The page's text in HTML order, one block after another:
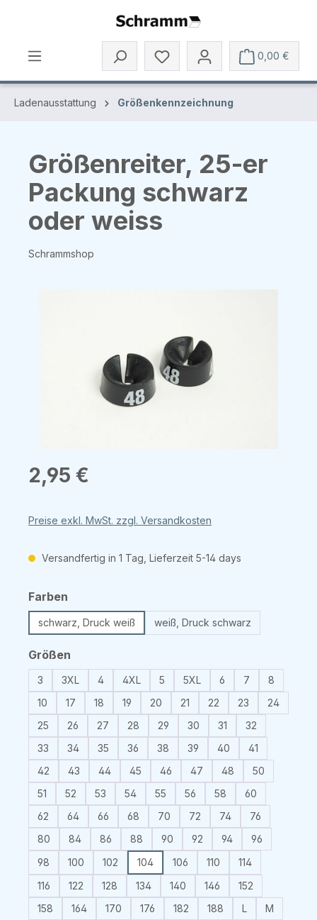
Zum Hauptinhalt springen
0,00 €
Ladenausstattung Größenkennzeichnung
Größenreiter, 25-er
Packung schwarz
oder weiss
Schrammshop
Regulärer Preis:
2,95 €
Preise exkl. MwSt. zzgl. Versandkosten
Versandfertig in 1 Tag, Lieferzeit 5-14 days
Farben
schwarz, Druck weiß weiß, Druck schwarz
Größen
3 3XL 4 4XL 5 5XL 6 7
8
10
17 18 19 20 21 22 23
24
25
26 27 28 29 30 31
32
33
34 35 36 38 39 40
41
42
43 44 45 46 47 48
50
51
52 53 54 55 56 58
60
62
64 66 68 70 72 74
76
80
84 86 88 90 92 94
96
98
100 102 104 106 110
114
116
122 128 134 140 146
152
158
164 170 176 182 188 L
M